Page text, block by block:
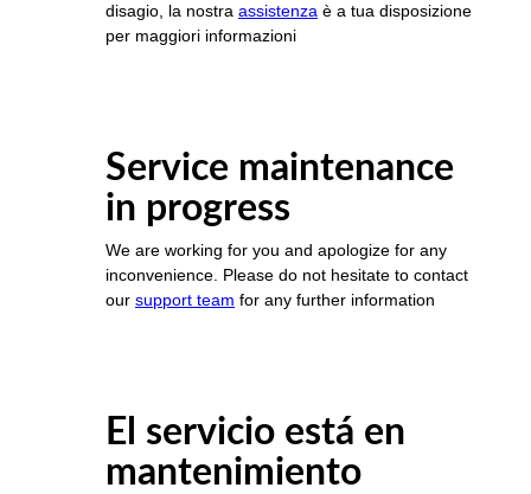
disagio, la nostra assistenza è a tua disposizione
per maggiori informazioni
Service maintenance
in progress
We are working for you and apologize for any
inconvenience. Please do not hesitate to contact
our support team for any further information
El servicio está en
mantenimiento